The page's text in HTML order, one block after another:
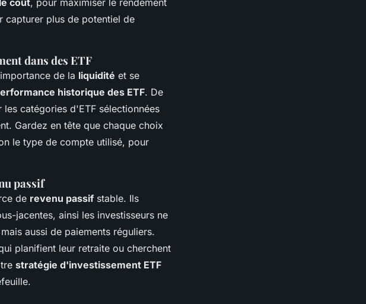
coût, pour maximiser le rendement
capturer plus de potentiel de
dans des ETF
de la liquidité et se
historique des ETF. De
catégories d'ETF sélectionnées
Gardez en tête que chaque choix
le type de compte utilisé, pour
passif
de revenu passif stable. Ils
jacentes, ainsi les investisseurs ne
aussi de paiements réguliers.
planifient leur retraite ou cherchent
stratégie d'investissement ETF